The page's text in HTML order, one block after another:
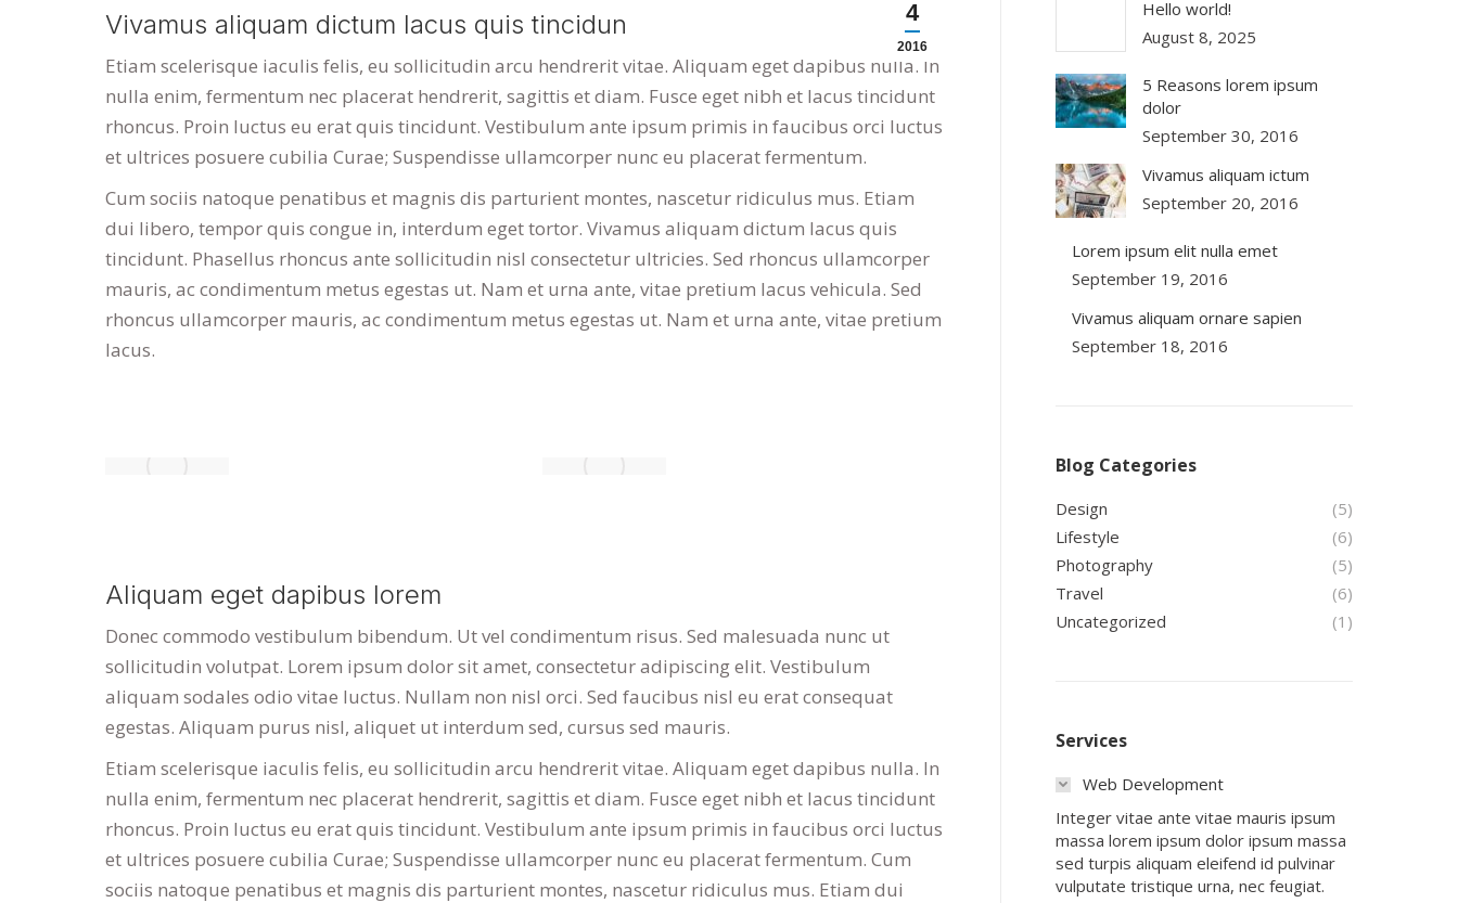
4
2016
Vivamus aliquam dictum lacus quis tincidun
Etiam scelerisque iaculis felis, eu sollicitudin arcu hendrerit vitae. Aliquam eget dapibus nulla. In
nulla enim, fermentum nec placerat hendrerit, sagittis et diam. Fusce eget nibh et lacus tincidunt
rhoncus. Proin luctus eu erat quis tincidunt. Vestibulum ante ipsum primis in faucibus orci luctus
et ultrices posuere cubilia Curae; Suspendisse ullamcorper nunc eu placerat fermentum.
Cum sociis natoque penatibus et magnis dis parturient montes, nascetur ridiculus mus. Etiam
dui libero, tempor quis congue in, interdum eget tortor. Vivamus aliquam dictum lacus quis
tincidunt. Phasellus rhoncus ante sollicitudin nisl consectetur ultricies. Sed rhoncus ullamcorper
mauris, ac condimentum metus egestas ut. Nam et urna ante, vitae pretium lacus vehicula. Sed
rhoncus ullamcorper mauris, ac condimentum metus egestas ut. Nam et urna ante, vitae pretium
lacus.
Aliquam eget dapibus lorem
Donec commodo vestibulum bibendum. Ut vel condimentum risus. Sed malesuada nunc ut
sollicitudin volutpat. Lorem ipsum dolor sit amet, consectetur adipiscing elit. Vestibulum
aliquam sodales odio vitae luctus. Nullam non nisl orci. Sed faucibus nisl eu erat consequat
egestas. Aliquam purus nisl, aliquet ut interdum sed, cursus sed mauris.
Etiam scelerisque iaculis felis, eu sollicitudin arcu hendrerit vitae. Aliquam eget dapibus nulla. In
nulla enim, fermentum nec placerat hendrerit, sagittis et diam. Fusce eget nibh et lacus tincidunt
rhoncus. Proin luctus eu erat quis tincidunt. Vestibulum ante ipsum primis in faucibus orci luctus
et ultrices posuere cubilia Curae; Suspendisse ullamcorper nunc eu placerat fermentum. Cum
sociis natoque penatibus et magnis dis parturient montes, nascetur ridiculus mus. Etiam dui
Hello world!
August 8, 2025
5 Reasons lorem ipsum
dolor
September 30, 2016
Vivamus aliquam ictum
September 20, 2016
Lorem ipsum elit nulla emet
September 19, 2016
Vivamus aliquam ornare sapien
September 18, 2016
Blog Categories
Design
(5)
Lifestyle
(6)
Photography
(5)
Travel
(6)
Uncategorized
(1)
Services
Web Development
Integer vitae ante vitae mauris ipsum
massa lorem ipsum dolor ipsum massa
sed turpis aliquam eleifend id pulvinar
vulputate tristique urna, nec feugiat.